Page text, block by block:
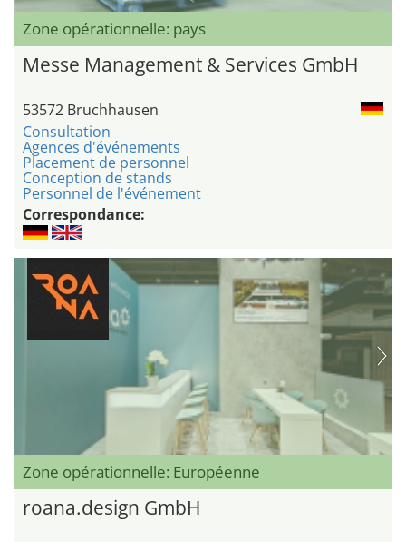
Zone opérationnelle: pays
Messe Management & Services GmbH
53572 Bruchhausen
Consultation
Agences d'événements
Placement de personnel
Conception de stands
Personnel de l'événement
Correspondance:
Zone opérationnelle: Européenne
roana.design GmbH